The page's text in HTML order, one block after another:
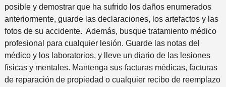
posible y demostrar que ha sufrido los daños enumerados
anteriormente, guarde las declaraciones, los artefactos y las
fotos de su accidente. Además, busque tratamiento médico
profesional para cualquier lesión. Guarde las notas del
médico y los laboratorios, y lleve un diario de las lesiones
físicas y mentales. Mantenga sus facturas médicas, facturas
de reparación de propiedad o cualquier recibo de reemplazo